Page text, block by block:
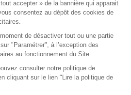
A propos
Notre société
agréments
partenaires
Le logiciel
Contact